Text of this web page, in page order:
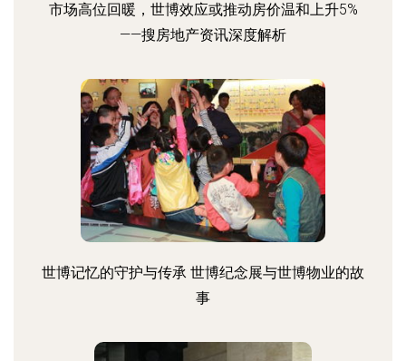
市场高位回暖，世博效应或推动房价温和上升5%
——搜房地产资讯深度解析
世博记忆的守护与传承 世博纪念展与世博物业的故
事